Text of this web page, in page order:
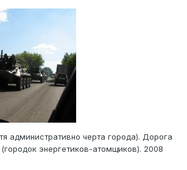
административно черта города). Дорога
энергетиков-атомщиков). 2008